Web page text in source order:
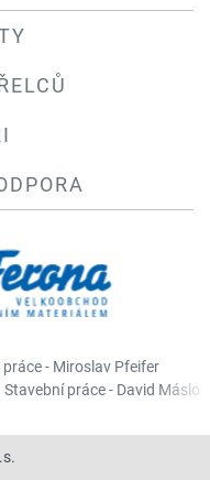
práce - Miroslav Pfeifer
Stavební práce - David Máslo